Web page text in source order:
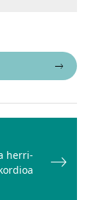
herri-